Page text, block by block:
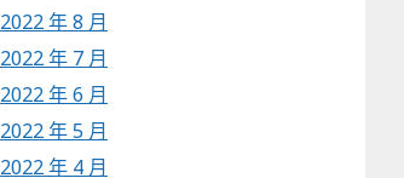
2022 年 8 月
2022 年 7 月
2022 年 6 月
2022 年 5 月
2022 年 4 月